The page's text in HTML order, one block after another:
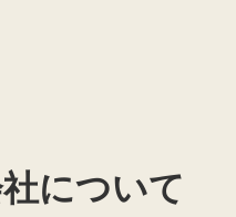
について